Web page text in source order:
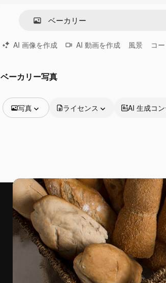
AI 画像を作成 AI 動画を作成 風景 コ
ベーカリー写真
写真
動画
映像素材
モーショングラフィックス
動画テンプレート
アイコン
3D モデル
フォント
ライセンス AI 生成コ
最高のクリエイティブ制作を導く
ットフォーム。クリエイター、企
店、スタジオを含む100万人以上が
います。